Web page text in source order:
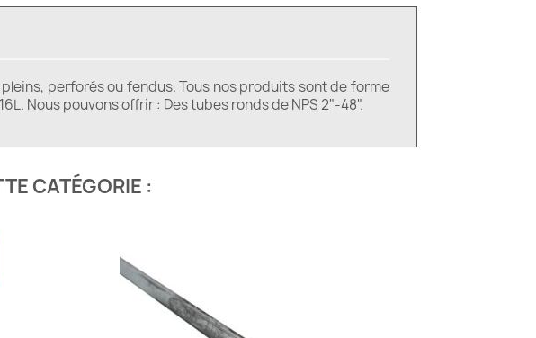
perforés ou fendus. Tous nos produits sont de forme
Nous pouvons offrir : Des tubes ronds de NPS 2"-48".
CATÉGORIE :